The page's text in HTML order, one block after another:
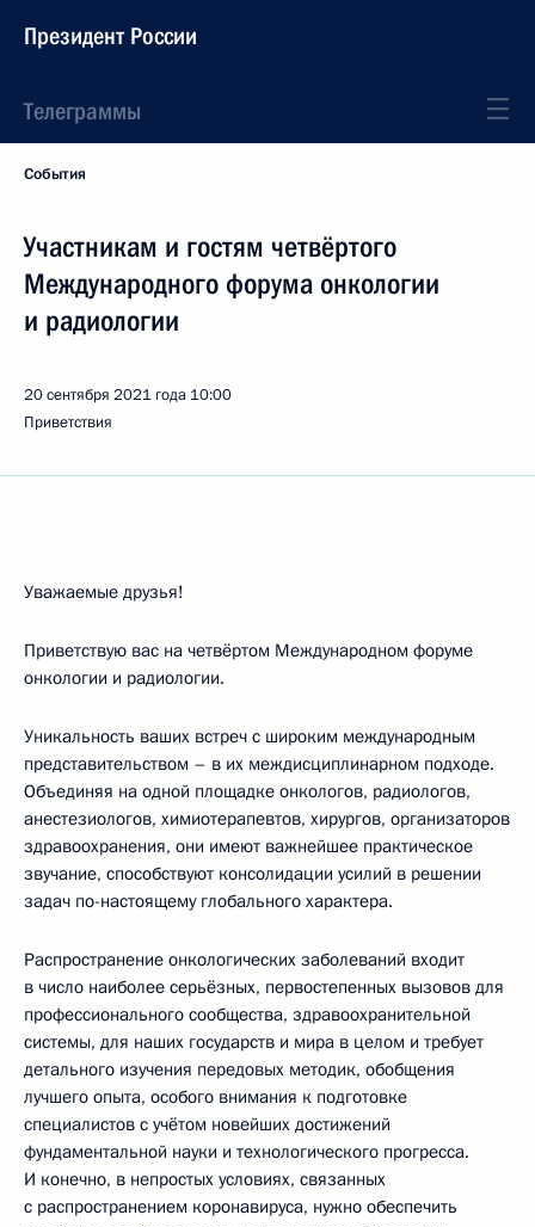
Президент России
Телеграммы
События
Участникам и гостям четвёртого
Международного форума онкологии
и радиологии
20 сентября 2021 года 10:00
Приветствия
Уважаемые друзья!
Приветствую вас на четвёртом Международном форуме
онкологии и радиологии.
Уникальность ваших встреч с широким международным
представительством – в их междисциплинарном подходе.
Объединяя на одной площадке онкологов, радиологов,
анестезиологов, химиотерапевтов, хирургов, организаторов
здравоохранения, они имеют важнейшее практическое
звучание, способствуют консолидации усилий в решении
задач по-настоящему глобального характера.
Распространение онкологических заболеваний входит
в число наиболее серьёзных, первостепенных вызовов для
профессионального сообщества, здравоохранительной
системы, для наших государств и мира в целом и требует
детального изучения передовых методик, обобщения
лучшего опыта, особого внимания к подготовке
специалистов с учётом новейших достижений
фундаментальной науки и технологического прогресса.
И конечно, в непростых условиях, связанных
с распространением коронавируса, нужно обеспечить